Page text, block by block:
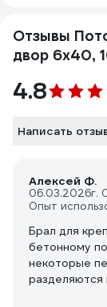
Отзывы
двор 6х40,
4.8
Написать
Алексей Ф.
06.03.2026г.
Опыт
Брал для
бетонному
некоторые
разделяются